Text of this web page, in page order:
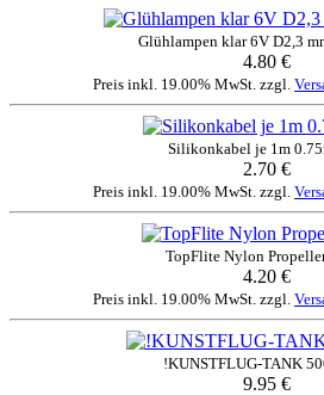
Glühlampen klar 6V D2,3
4.80 €
Preis inkl. 19.00% MwSt. zzgl.
Silikonkabel je 1m
2.70 €
Preis inkl. 19.00% MwSt. zzgl.
TopFlite Nylon
4.20 €
Preis inkl. 19.00% MwSt. zzgl.
!KUNSTFLUG-TANK
9.95 €